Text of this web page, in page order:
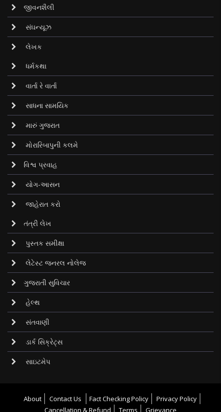
જીવનશૈલી
સંઘન્યૂઝ
લેખક
ધર્મકથા
વાર્તા રે વાર્તા
સાધના સામયિક
મારું ગુજરાત
મોરારિબાપુની કલમે
વિશ્વ પ્રવાહ
યોગ-આસન
જાહેરાત કરો
તંત્રી લેખ
પુસ્તક સમીક્ષા
લેટેસ્ટ જનરલ નોલેજ
ગુજરાતી સુવિચાર
હેલ્થ
સંતવાણી
ડાર્ક સિક્રેટ્‌સ
સાઇટમેપ
About Contact Us Fact Checking Policy
Privacy Policy
Cancellation & Refund
Terms Grievance